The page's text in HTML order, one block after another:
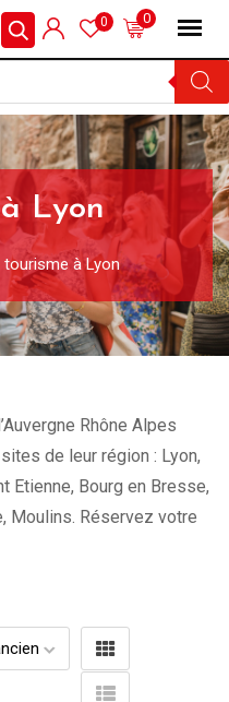
0
0
Lyon
tourisme à Lyon
Rhône Alpes
de leur région : Lyon,
Etienne, Bourg en Bresse,
Moulins. Réservez votre